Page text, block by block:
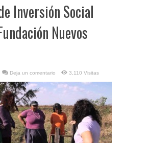
Inversión Social
Nuevos
Deja un comentario 3,110 Visitas